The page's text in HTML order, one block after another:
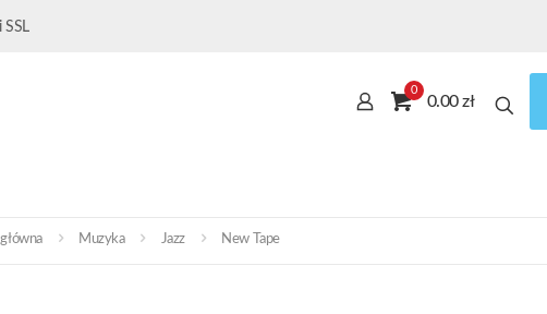
SSL
0
0.00 zł
Muzyka Jazz New Tape